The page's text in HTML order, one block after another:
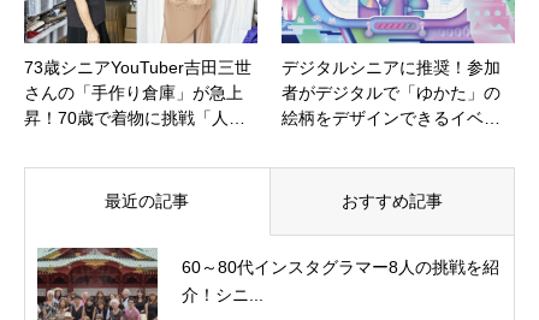
73歳シニアYouTuber吉田三世
さんの「手作り倉庫」が急上
昇！70歳で着物に挑戦「人…
デジタルシニアに推奨！参加
者がデジタルで「ゆかた」の
絵柄をデザインできるイベ…
最近の記事 おすすめ記事
60～80代インスタグラマー8人の挑戦を紹
介！シニ...